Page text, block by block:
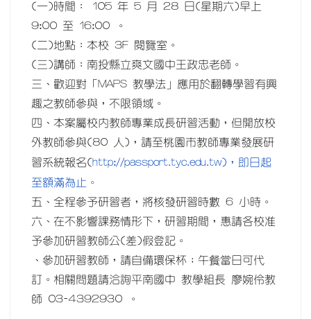
(一)時間： 105 年 5 月 28 日(星期六)早上
9:00 至 16:00 。
(二)地點：本校 3F 閱覽室。
(三)講師：南投縣立爽文國中王政忠老師。
三、歡迎對「MAPS 教學法」應用於翻轉學習有興
趣之教師參與，不限領域。
四、本案屬校內教師專業成長研習活動，但開放校
外教師參與(80 人)，請至桃園市教師專業發展研
習系統報名(http://passport.tyc.edu.tw)，即日起
至額滿為止。
五、全程參予研習者，將核發研習時數 6 小時。
六、在不影響課務情形下，研習期間，惠請各校准
予參加研習教師公(差)假登記。
、參加研習教師，請自備環保杯；午餐當日可代
訂。相關問題請洽詢平南國中 教學組長 廖婉伶教
師 03-4392930 。